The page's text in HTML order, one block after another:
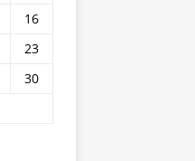
16
23
30